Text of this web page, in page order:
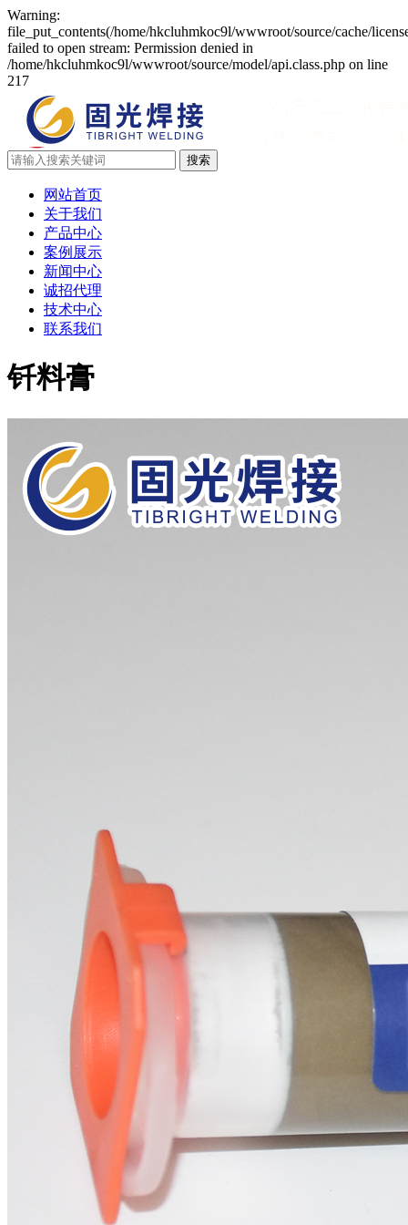
Warning:
file_put_contents(/home/hkcluhmkoc9l/wwwroot/source/cache/
failed to open stream: Permission denied in
/home/hkcluhmkoc9l/wwwroot/source/model/api.class.php on line
217
网站首页
关于我们
产品中心
案例展示
新闻中心
诚招代理
技术中心
联系我们
钎料膏